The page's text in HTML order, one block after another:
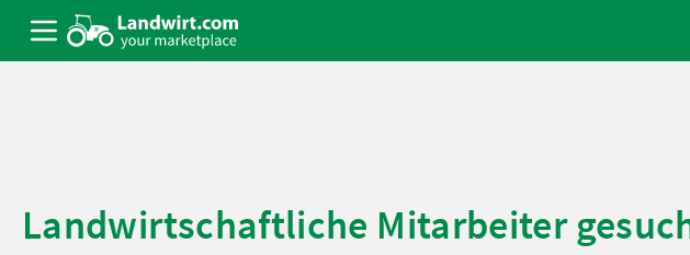
Landwirtschaftliche Mitarbeiter